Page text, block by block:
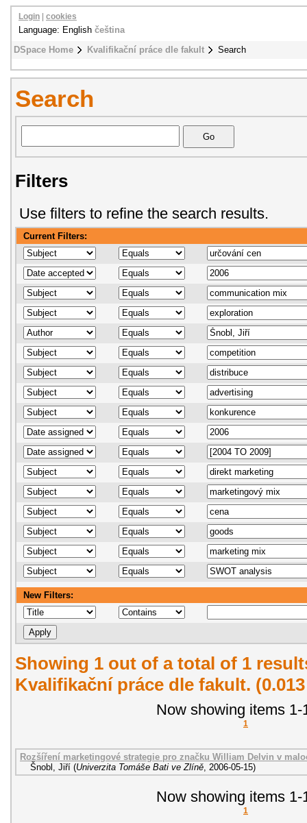
DSpace Home Kvalifikační práce dle fakult Search
Login cookies
Language: English čeština
Search
Filters
Use filters to refine the search results.
Current Filters:
New Filters:
Showing 1 out of a total of 1
Kvalifikační práce dle fakult.
Now showing items 1-
1
Rozšíření marketingové strategie pro značku William Delvin v
Šnobl, Jiří (Univerzita Tomáše Bati ve Zlíně 2006-05-15)
Now showing items 1-
1